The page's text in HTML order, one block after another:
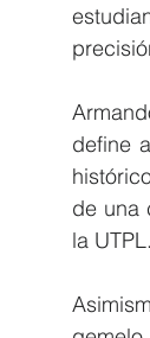
define
de una
la UTPL.